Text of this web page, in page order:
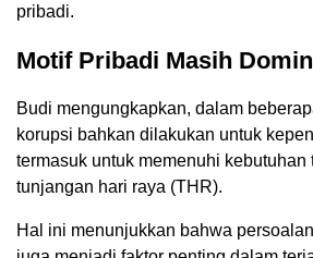
pribadi.
Motif Pribadi Masih
Budi mengungkapkan, dalam
korupsi bahkan dilakukan untuk
termasuk untuk memenuhi kebutuhan
tunjangan hari raya (THR).
Hal ini menunjukkan bahwa